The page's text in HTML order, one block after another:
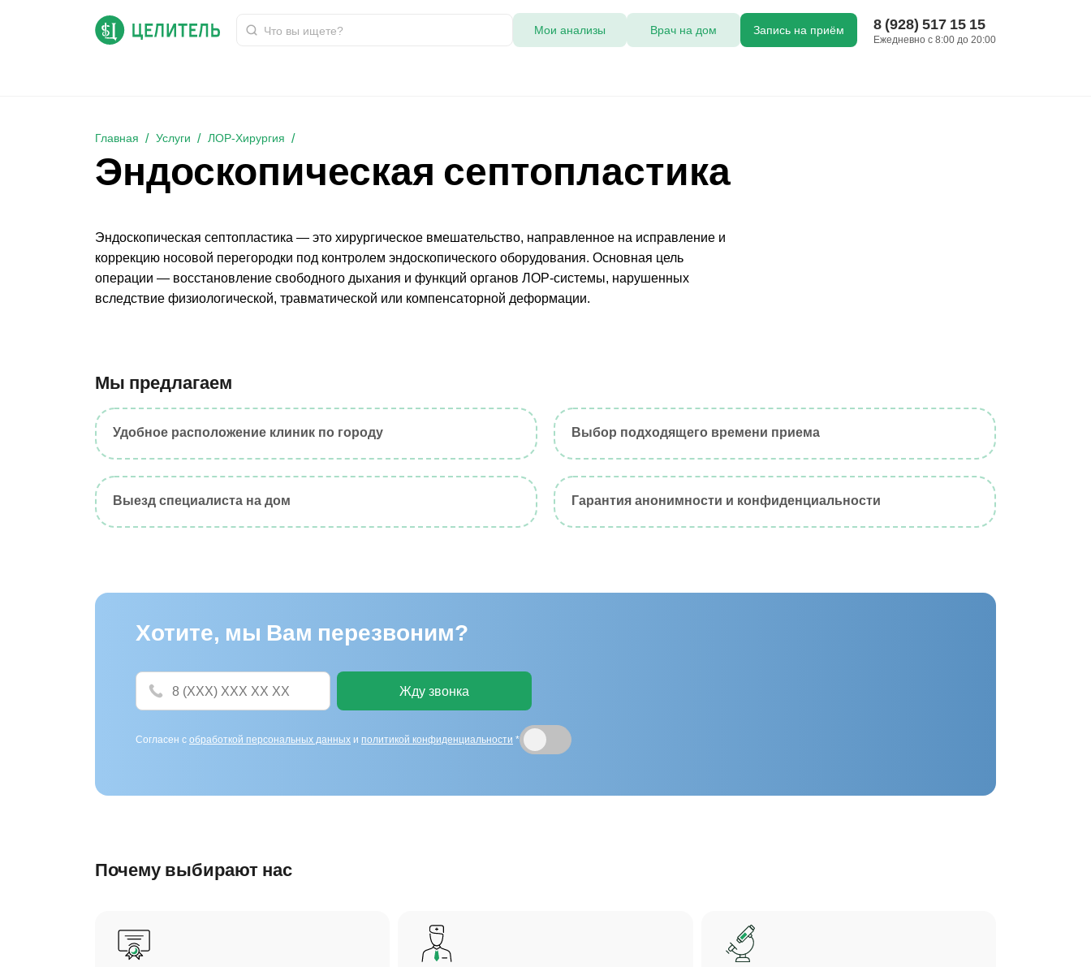
Мои анализы Врач на дом Запись на приём 8 (928) 517 15 15
Ежедневно с 8:00 до 20:00
Главная Услуги ЛОР-Хирургия
Эндоскопическая септопластика
Эндоскопическая септопластика
Эндоскопическая септопластика — это хирургическое вмешательство, направленное на исправление и
коррекцию носовой перегородки под контролем эндоскопического оборудования. Основная цель
операции — восстановление свободного дыхания и функций органов ЛОР-системы, нарушенных
вследствие физиологической, травматической или компенсаторной деформации.
Мы предлагаем
Удобное расположение клиник по городу Выбор подходящего времени приема
Выезд специалиста на дом Гарантия анонимности и конфиденциальности
Хотите, мы Вам перезвоним?
Жду звонка
Согласен с обработкой персональных данных и политикой конфиденциальности *
Почему выбирают нас